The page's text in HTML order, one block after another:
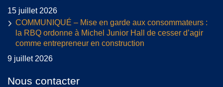
15 juillet 2026
COMMUNIQUÉ – Mise en garde aux consommateurs :
la RBQ ordonne à Michel Junior Hall de cesser d’agir
comme entrepreneur en construction
9 juillet 2026
Nous contacter